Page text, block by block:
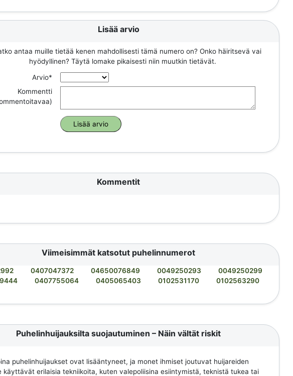
Lisää arvio
antaa muille tietää kenen mahdollisesti tämä numero on? Onko häiritsevä vai
hyödyllinen? Täytä lomake pikaisesti niin muutkin tietävät.
Arvio*
Kommentti
Kommentit
Viimeisimmät katsotut puhelinnumerot
0407047372 04650076849 0049250293
0049250299
0407755064 0405065403 0102531170 0102563290
Puhelinhuijauksilta suojautuminen – Näin vältät riskit
puhelinhuijaukset ovat lisääntyneet, ja monet ihmiset joutuvat huijareiden
käyttävät erilaisia tekniikoita, kuten valepoliisina esiintymistä, teknistä tukea tai